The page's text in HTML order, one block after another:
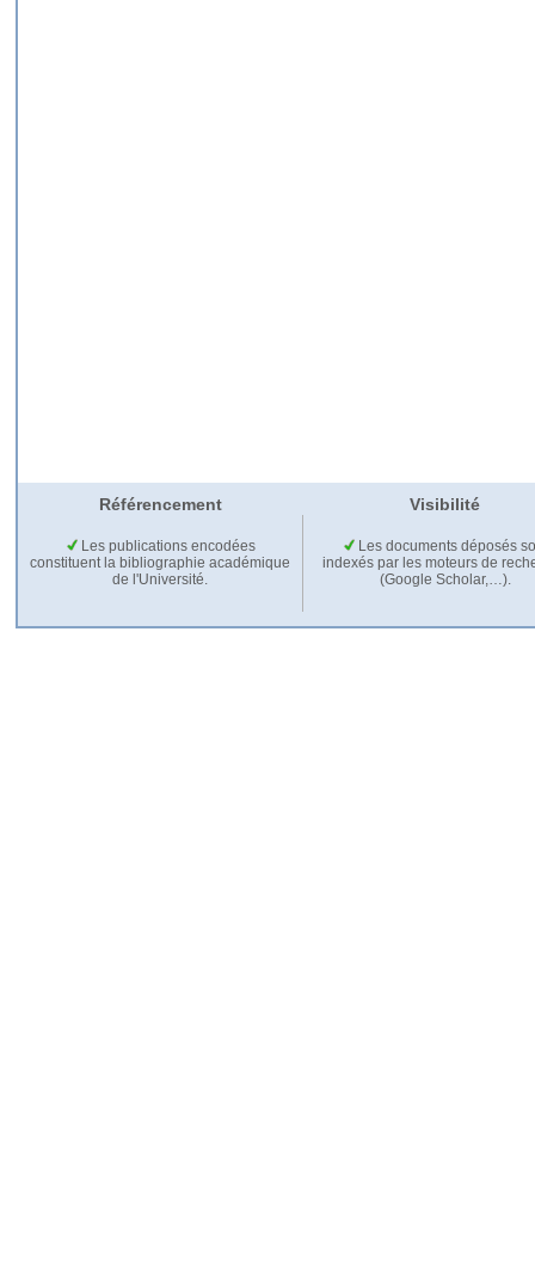
Référencement Visibilité
Les publications encodées
constituent la bibliographie académique
de l'Université.
Les documents déposés
indexés par les moteurs de
(Google Scholar,…).